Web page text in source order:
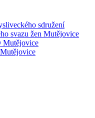
sdružení
svazu žen Mutějovice
Mutějovice